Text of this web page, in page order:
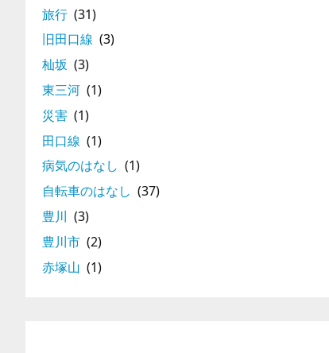
旅行 (31)
旧田口線 (3)
杣坂 (3)
東三河 (1)
災害 (1)
田口線 (1)
病気のはなし (1)
自転車のはなし (37)
豊川 (3)
豊川市 (2)
赤塚山 (1)